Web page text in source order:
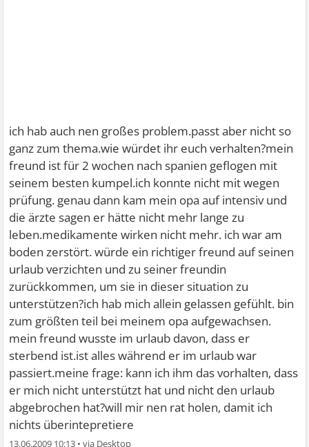
ich hab auch nen großes problem.passt aber nicht so
ganz zum thema.wie würdet ihr euch verhalten?mein
freund ist für 2 wochen nach spanien geflogen mit
seinem besten kumpel.ich konnte nicht mit wegen
prüfung. genau dann kam mein opa auf intensiv und
die ärzte sagen er hätte nicht mehr lange zu
leben.medikamente wirken nicht mehr. ich war am
boden zerstört. würde ein richtiger freund auf seinen
urlaub verzichten und zu seiner freundin
zurückkommen, um sie in dieser situation zu
unterstützen?ich hab mich allein gelassen gefühlt. bin
zum größten teil bei meinem opa aufgewachsen.
mein freund wusste im urlaub davon, dass er
sterbend ist.ist alles während er im urlaub war
passiert.meine frage: kann ich ihm das vorhalten, dass
er mich nicht unterstützt hat und nicht den urlaub
abgebrochen hat?will mir nen rat holen, damit ich
nichts überintepretiere
13.06.2009 10:13 •